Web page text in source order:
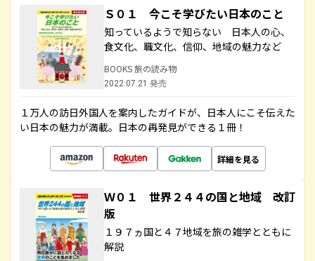
Ｓ０１ 今こそ学びたい日本のこと
知っているようで知らない 日本人の心、
食文化、職文化、信仰、地域の魅力など
BOOKS 旅の読み物
2022.07.21 発売
１万人の訪日外国人を案内したガイドが、日本人にこそ伝えた
い日本の魅力が満載。日本の再発見ができる１冊！
詳細を見る
Ｗ０１ 世界２４４の国と地域 改訂
版
１９７ヵ国と４７地域を旅の雑学とともに
解説